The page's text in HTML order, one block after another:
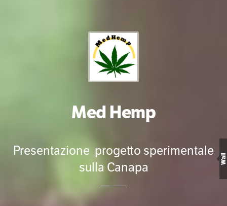
Med Hemp
Presentazione progetto sperimentale
sulla Canapa
Wall